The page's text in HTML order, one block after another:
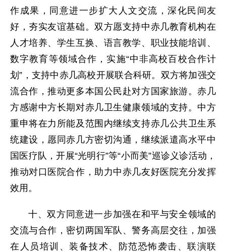
作成果，同意进一步扩大人文交流，深化民间友
好，夯实友谊基础。双方愿支持中赤几教育机构在
人才培养、学生互换、语言教学、职业技能培训、
数字教育等领域合作，实施“中非高校百校合作计
划”，支持中赤几高校开展联合科研。双方将加强交
流合作，推动更多本国公民赴对方国家旅游。赤几
方感谢中方长期对赤几卫生健康领域的支持。中方
重申将在力所能及范围内继续支持赤几公共卫生系
统建设，愿同赤几方密切沟通，继续派遣高水平中
国医疗队，开展“光明行”等“小而美”巡诊义诊活动，
推动对口医院合作，助力中赤几友好医院充分发挥
效用。
十、双方同意进一步加强在和平与安全领域的
交流与合作，密切两国军队、警务高层交往，加强
在人员培训、装备技术、防范恐怖袭击、联演联